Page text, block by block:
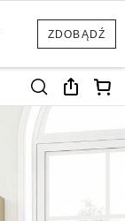
ZDOBĄDŹ